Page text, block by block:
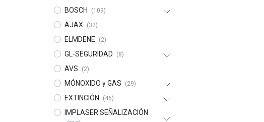
BOSCH (109)
AJAX (32)
ELMDENE (2)
GL-SEGURIDAD (8)
AVS (2)
MÓNOXIDO y GAS (29)
EXTINCIÓN (46)
IMPLASER SEÑALIZACIÓN